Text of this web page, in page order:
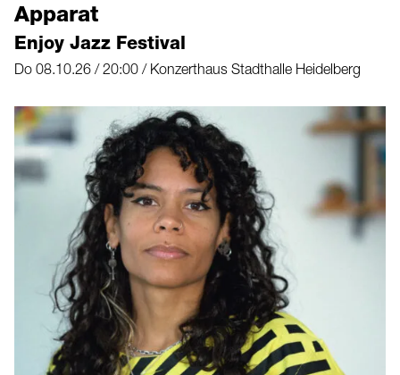
Apparat
Enjoy Jazz Festival
Do 08.10.26 / 20:00 / Konzerthaus Stadthalle Heidelberg